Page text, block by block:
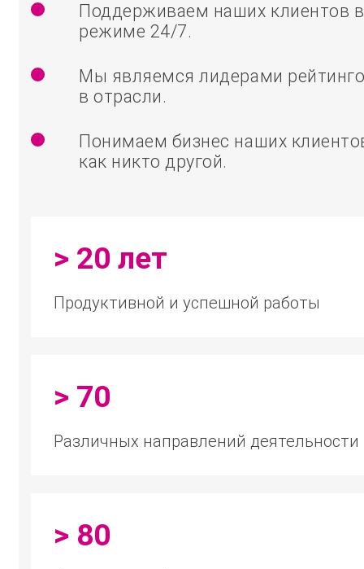
Поддерживаем наших клиентов в
режиме 24/7.
Мы являемся лидерами
в отрасли.
Понимаем бизнес наших
как никто другой.
> 20 лет
Продуктивной и успешной работы
> 70
Различных направлений деятельности
> 80